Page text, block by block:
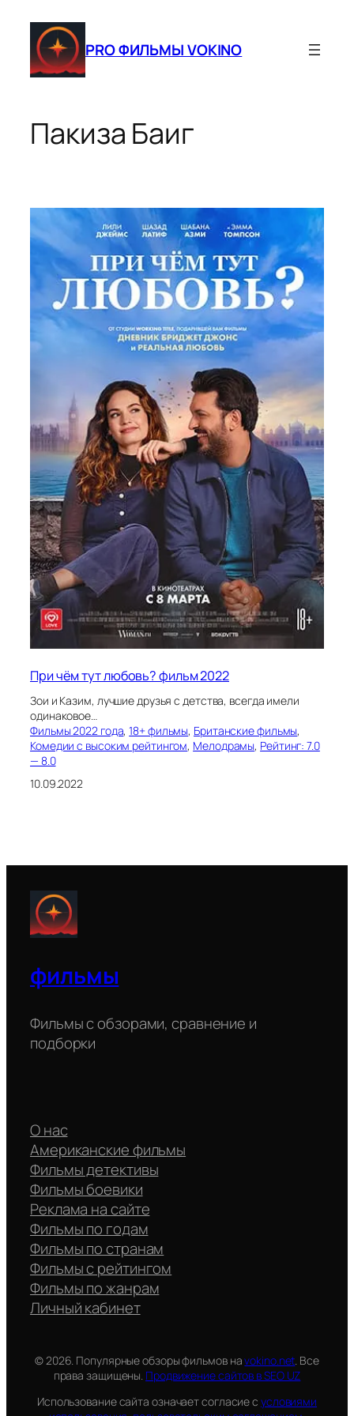
содержимомуPRO ФИЛЬМЫ VOKINO
Пакиза Баиг
При чём тут любовь? фильм 2022
Зои и Казим, лучшие друзья с детства, всегда имели
одинаковое…
Фильмы 2022 года, 18+ фильмы, Британские фильмы
Комедии с высоким рейтингом, Мелодрамы, Рейтинг: 7.0
— 8.0
10.09.2022
фильмы
Фильмы с обзорами, сравнение и
подборки
О нас
Американские фильмы
Фильмы детективы
Фильмы боевики
Реклама на сайте
Фильмы по годам
Фильмы по странам
Фильмы с рейтингом
Фильмы по жанрам
Личный кабинет
© 2026. Популярные обзоры фильмов наvokino.net. Все
права защищены. Продвижение сайтов в SEO UZ
Использование сайта означает согласие с условиями